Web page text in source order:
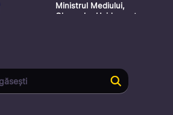
Ministrul Mediului,
Gheorghe Hajder, este
Consultări publice privind
proiectul de lege pent